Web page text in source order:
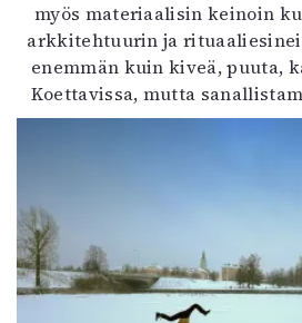
myös materiaalisin keinoin
arkkitehtuurin ja
enemmän kuin kiveä, puuta,
Koettavissa, mutta